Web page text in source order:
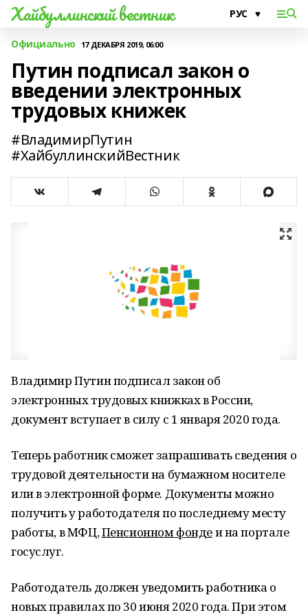
Хайбуллинский вестник
Официально 17 ДЕКАБРЯ 2019, 06:00
Путин подписал закон о
введении электронных
трудовых книжек
#ВладимирПутин
#ХайбуллинскийВестник
Владимир Путин подписал закон об
электронных трудовых книжках в России,
документ вступает в силу с 1 января 2020 года.
Теперь работник сможет запрашивать сведения о
трудовой деятельности на бумажном носителе
или в электронной форме. Документы можно
получить у работодателя по последнему месту
работы, в МФЦ,Пенсионном фондеи на портале
госуслуг.
Работодатель должен уведомить работника о
новых правилах по 30 июня 2020 года. При этом